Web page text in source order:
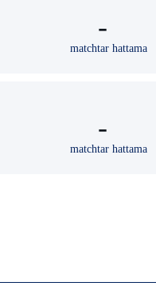
-
matchtar hattama
-
matchtar hattama